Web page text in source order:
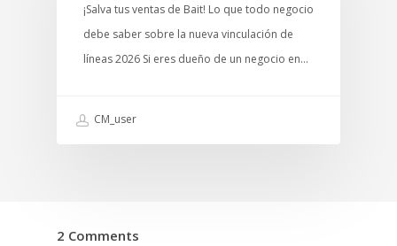
¡Salva tus ventas de Bait! Lo que todo negocio
debe saber sobre la nueva vinculación de
líneas 2026 Si eres dueño de un negocio en…
CM_user
2 Comments